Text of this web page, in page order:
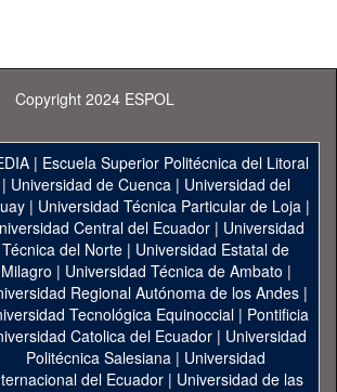
Copyright 2024 ESPOL
| Escuela Superior Politécnica del Litoral
| Universidad de Cuenca| Universidad del
| Universidad Técnica Particular de Loja|
Central del Ecuador| Universidad
Técnica del Norte | Universidad Estatal de
Milagro | Universidad Técnica de Ambato |
Regional Autónoma de los Andes|
Tecnológica Equinoccial| Pontificia
Catolica del Ecuador | Universidad
Politécnica Salesiana | Universidad
del Ecuador | Universidad de las